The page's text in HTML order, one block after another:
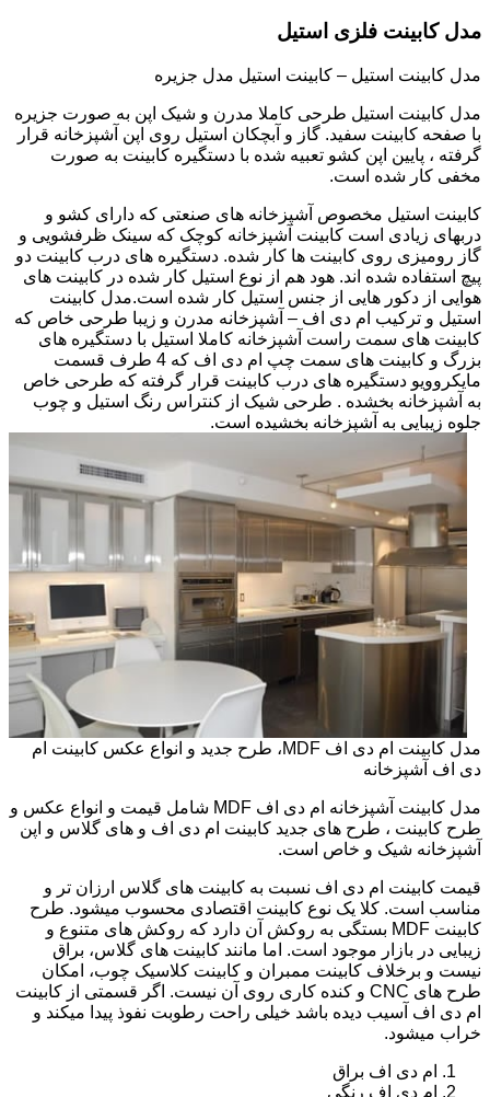
مدل کابینت فلزی استیل
مدل کابینت استیل – کابینت استیل مدل جزیره
مدل کابینت استیل طرحی کاملا مدرن و شیک اپن به صورت جزیره
با صفحه کابینت سفید. گاز و آبچکان استیل روی اپن آشپزخانه قرار
گرفته ، پایین اپن کشو تعبیه شده با دستگیره کابینت به صورت
مخفی کار شده است.
کابینت استیل مخصوص آشپزخانه های صنعتی که دارای کشو و
دربهای زیادی است کابینت آشپزخانه کوچک که سینک ظرفشویی و
گاز رومیزی روی کابینت ها کار شده. دستگیره های درب کابینت دو
پیچ استفاده شده اند. هود هم از نوع استیل کار شده در کابینت های
هوایی از دکور هایی از جنس استیل کار شده است.مدل کابینت
استیل و ترکیب ام دی اف – آشپزخانه مدرن و زیبا طرحی خاص که
کابینت های سمت راست آشپزخانه کاملا استیل با دستگیره های
بزرگ و کابینت های سمت چپ ام دی اف که 4 طرف قسمت
مایکروویو دستگیره های درب کابینت قرار گرفته که طرحی خاص
به آشپزخانه بخشده . طرحی شیک از کنتراس رنگ استیل و چوب
جلوه زیبایی به آشپزخانه بخشیده است.
مدل کابینت ام دی اف MDF، طرح جدید و انواع عکس کابینت ام
دی اف آشپزخانه
مدل کابینت آشپزخانه ام دی اف MDF شامل قیمت و انواع عکس و
طرح کابینت ، طرح های جدید کابینت ام دی اف و های گلاس و اپن
آشپزخانه شیک و خاص است.
قیمت کابینت ام دی اف نسبت به کابینت های گلاس ارزان تر و
مناسب است. کلا یک نوع کابینت اقتصادی محسوب میشود. طرح
کابینت MDF بستگی به روکش آن دارد که روکش های متنوع و
زیبایی در بازار موجود است. اما مانند کابینت های گلاس، براق
نیست و برخلاف کابینت ممبران و کابینت کلاسیک چوب، امکان
طرح های CNC و کنده کاری روی آن نیست. اگر قسمتی از کابینت
ام دی اف آسیب دیده باشد خیلی راحت رطوبت نفوذ پیدا میکند و
خراب میشود.
ام دی اف براق
ام دی اف رنگی